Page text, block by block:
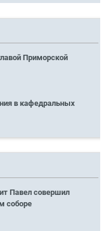
Приморской
в кафедральных
Павел совершил
соборе